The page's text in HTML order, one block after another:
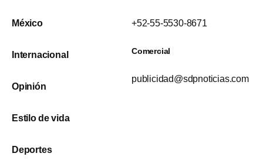
México
Internacional
Opinión
Estilo de vida
Deportes
+52-55-5530-8671
Comercial
publicidad@sdpnoticias.com